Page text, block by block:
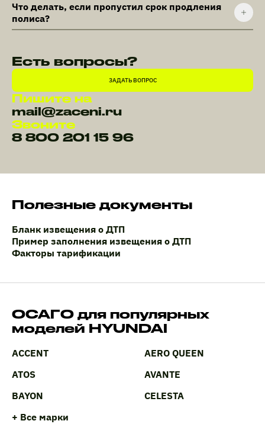
Что делать, если пропустил срок продления
полиса?
Есть вопросы?
ЗАДАТЬ ВОПРОС
Пишите на
mail@zaceni.ru
Звоните
8 800 201 15 96
Полезные документы
Бланк извещения о ДТП
Пример заполнения извещения о ДТП
Факторы тарификации
ОСАГО для популярных
моделей HYUNDAI
ACCENT
AERO QUEEN
ATOS
AVANTE
BAYON
CELESTA
+ Все марки